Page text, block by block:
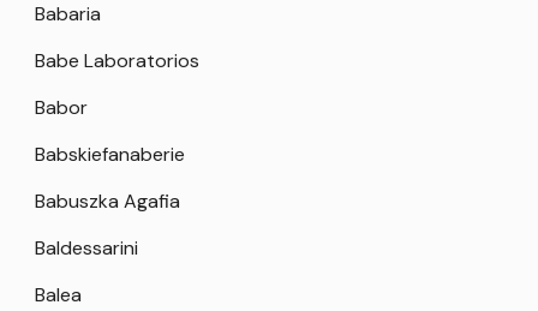
Babaria
Babe Laboratorios
Babor
Babskiefanaberie
Babuszka Agafia
Baldessarini
Balea